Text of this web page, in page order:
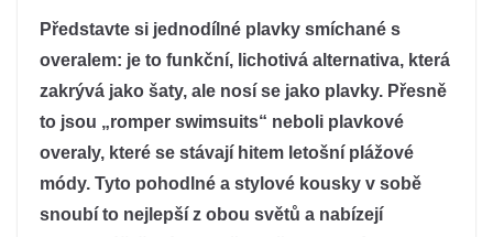
Představte si jednodílné plavky smíchané s
overalem: je to funkční, lichotivá alternativa, která
zakrývá jako šaty, ale nosí se jako plavky. Přesně
to jsou „romper swimsuits“ neboli plavkové
overaly, které se stávají hitem letošní plážové
módy. Tyto pohodlné a stylové kousky v sobě
snoubí to nejlepší z obou světů a nabízejí